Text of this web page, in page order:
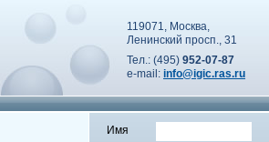
119071, Москва,
Ленинский просп., 31
Тел.: (495) 952-07-87
e-mail: info@igic.ras.ru
Имя